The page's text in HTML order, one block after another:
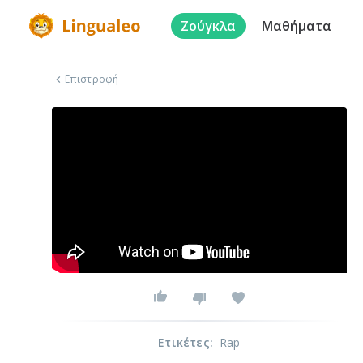
Ζούγκλα Μαθήματα
Επιστροφή
Ετικέτες: Rap